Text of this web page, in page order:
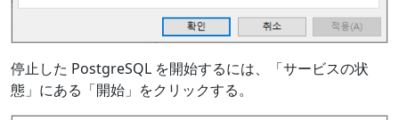
停止した PostgreSQL を開始するには、「サービスの状
態」にある「開始」をクリックする。